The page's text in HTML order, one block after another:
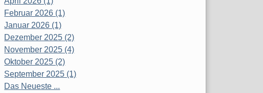
Februar 2026 (1)
Januar 2026 (1)
Dezember 2025 (2)
November 2025 (4)
Oktober 2025 (2)
September 2025 (1)
Das Neueste ...